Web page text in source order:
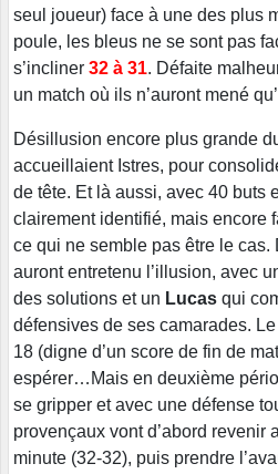
seul joueur) face à une des plus
poule, les bleus ne se sont pas
s’incliner 32 à 31. Défaite
un match où ils n’auront mené
Désillusion encore plus grande
accueillaient Istres, pour
de tête. Et là aussi, avec 40 buts
clairement identifié, mais encore
ce qui ne semble pas être le cas.
auront entretenu l’illusion, avec
des solutions et un Lucas qui
défensives de ses camarades.
18 (digne d’un score de fin de
espérer…Mais en deuxième
se gripper et avec une défense
provençaux vont d’abord revenir
minute (32-32), puis prendre